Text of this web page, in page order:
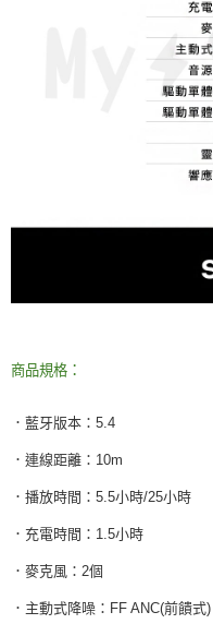
商品規格：
．藍牙版本：5.4
．連線距離：10m
．播放時間：5.5小時/25小時
．充電時間：1.5小時
．麥克風：2個
．主動式降噪：FF ANC(前饋式)